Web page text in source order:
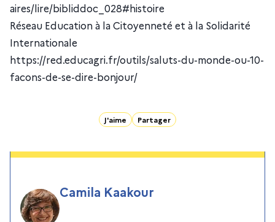
aires/lire/bibliddoc_028#histoire
Réseau Education à la Citoyenneté et à la Solidarité
Internationale
https://red.educagri.fr/outils/saluts-du-monde-ou-10-
facons-de-se-dire-bonjour/
J'aime Partager
Camila Kaakour